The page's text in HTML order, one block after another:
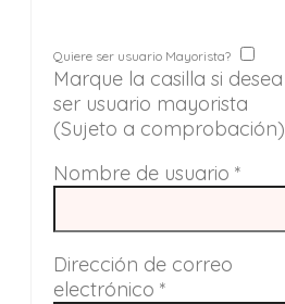
Quiere ser usuario Mayorista?
Marque la casilla si desea
ser usuario mayorista
(Sujeto a comprobación)
Nombre de usuario *
Dirección de correo
electrónico *